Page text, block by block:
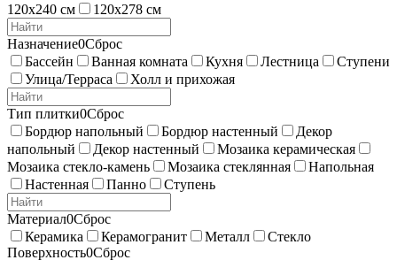
120х240 см
120х278 см
Назначение0Сброс
Бассейн
Ванная комната Кухня Лестница
Ступени
Улица/Терраса
Холл и прихожая
Тип плитки0Сброс
Бордюр напольный
Бордюр настенный
Декор
напольный
Декор настенный
Мозаика керамическая
Мозаика стекло-камень
Мозаика стеклянная
Напольная
Настенная
Панно Ступень
Материал0Сброс
Керамика
Керамогранит Металл
Стекло
Поверхность0Сброс